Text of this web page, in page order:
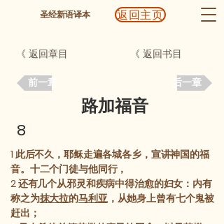
圣经新语译本 返回主页
《 返回章目
前一章
《 返回书目
后一章
路加福音
8
1 此后不久，耶稣走遍各城各乡，宣讲神国的福
音。十二个门徒与他同行，
2还有几个从邪灵和疾病中得治愈的妇女：内有
称之为抹大拉的马利亚，从她身上曾有七个鬼被
赶出；